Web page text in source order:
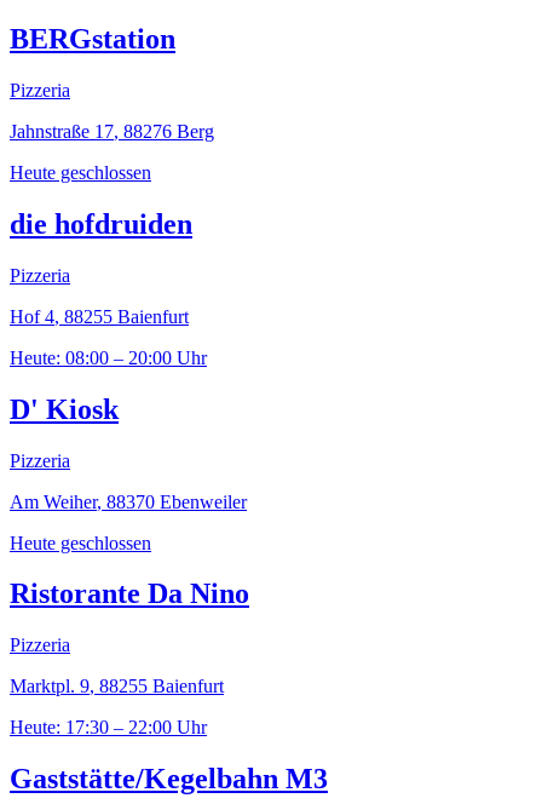
BERGstation
Pizzeria
Jahnstraße 17, 88276 Berg
Heute geschlossen
die hofdruiden
Pizzeria
Hof 4, 88255 Baienfurt
Heute: 08:00 – 20:00 Uhr
D' Kiosk
Pizzeria
Am Weiher, 88370 Ebenweiler
Heute geschlossen
Ristorante Da Nino
Pizzeria
Marktpl. 9, 88255 Baienfurt
Heute: 17:30 – 22:00 Uhr
Gaststätte/Kegelbahn M3